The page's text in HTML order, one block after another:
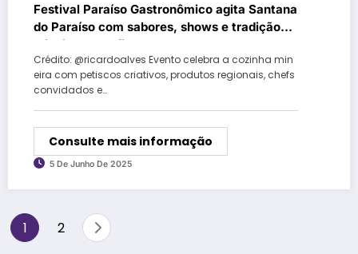
Festival Paraíso Gastronômico agita Santana
do Paraíso com sabores, shows e tradição
mineira neste final de semana
Crédito: @ricardoalves Evento celebra a cozinha min
eira com petiscos criativos, produtos regionais, chefs
convidados e…
Consulte mais informação
5 De Junho De 2025
Paginação
1 2